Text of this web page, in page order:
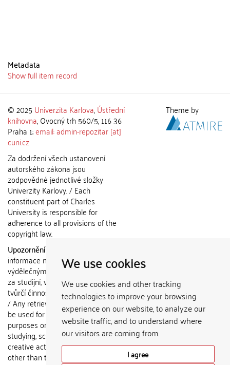
We use cookies
We use cookies and other tracking
technologies to improve your browsing
experience on our website, to analyze our
website traffic, and to understand where
our visitors are coming from.
I agree
Metadata
Show full item record
© 2025 Univerzita Karlova,Ústřední
knihovna, Ovocný trh 560/5, 116 36
Praha 1;email: admin-repozitar [at]
cuni.cz
Za dodržení všech ustanovení
autorského zákona jsou
zodpovědné jednotlivé složky
Univerzity Karlovy. / Each
constituent part of Charles
University is responsible for
adherence to all provisions of the
copyright law.
Upozornění / Notice:
informace nemohou být použity k
výdělečným účelům nebo vydávány
za studijní, vědeckou nebo jinou
tvůrčí činnost jiné osoby než autora.
/ Any retrieved information shall not
be used for any commercial
purposes or claimed as results of
studying, scientific or any other
creative activities of any person
other than the author.
Theme by